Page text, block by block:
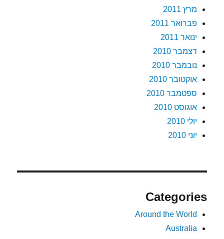
מרץ 2011
פברואר 2011
ינואר 2011
דצמבר 2010
נובמבר 2010
אוקטובר 2010
ספטמבר 2010
אוגוסט 2010
יולי 2010
יוני 2010
Categories
Around the World
Australia